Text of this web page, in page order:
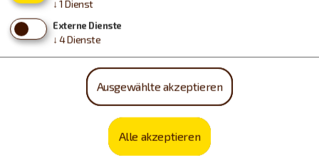
|Datenschutz|Drucken
powered by Holidu Smart Destination
Urlaub machen, essen,
↓ 1 Dienst
Externe Dienste
↓ 4Dienste
Ausgewählte akzeptieren
Alle akzeptieren